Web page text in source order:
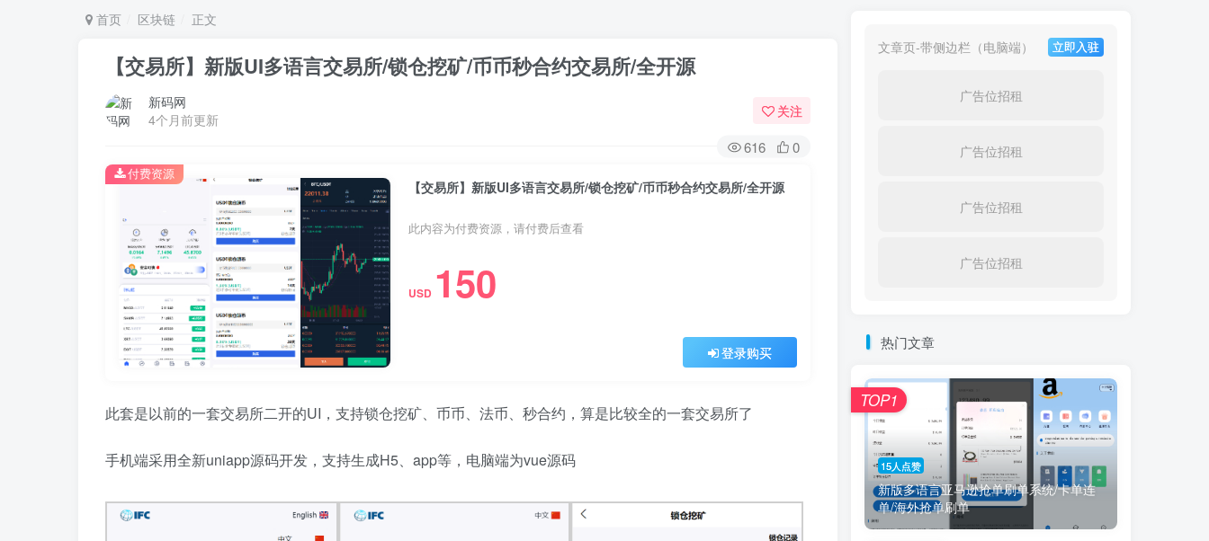
首页 区块链 正文
【交易所】新版UI多语言交易所/锁仓挖矿/币币秒合约交易所/全开源
新码网
4个月前更新
关注
616 0
【交易所】新版UI多语言交易所/锁仓挖矿/币币秒合约交易所/全开源
此内容为付费资源，请付费后查看
USD 150
登录购买
付费资源
此套是以前的一套交易所二开的UI，支持锁仓挖矿、币币、法币、秒合约，算是比较全的一套交易所了
手机端采用全新uniapp源码开发，支持生成H5、app等，电脑端为vue源码
文章页-带侧边栏（电脑端） 立即入驻
广告位招租
广告位招租
广告位招租
广告位招租
热门文章
15人点赞
新版多语言亚马逊抢单刷单系统/卡单连
单/海外抢单刷单
TOP1